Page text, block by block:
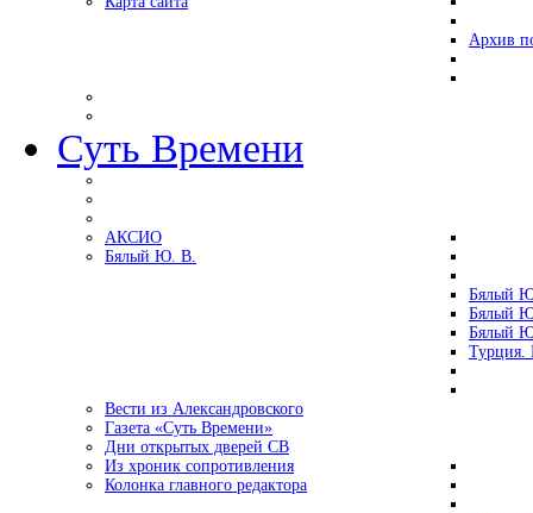
Архив
Суть Времени
АКСИО
Бялый Ю. В.
Бялый
Бялый
Бялый
Турция.
Вести из Александровского
Газета «Суть Времени»
Дни открытых дверей СВ
Из хроник сопротивления
Колонка главного редактора